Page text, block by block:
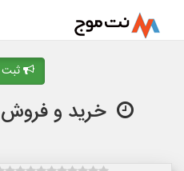
خرید و